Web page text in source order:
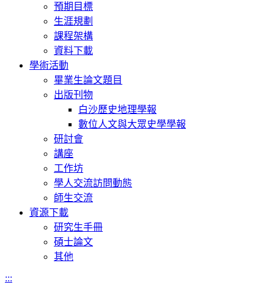
預期目標
生涯規劃
課程架構
資料下載
學術活動
畢業生論文題目
出版刊物
白沙歷史地理學報
數位人文與大眾史學學報
研討會
講座
工作坊
學人交流訪問動態
師生交流
資源下載
研究生手冊
碩士論文
其他
:::